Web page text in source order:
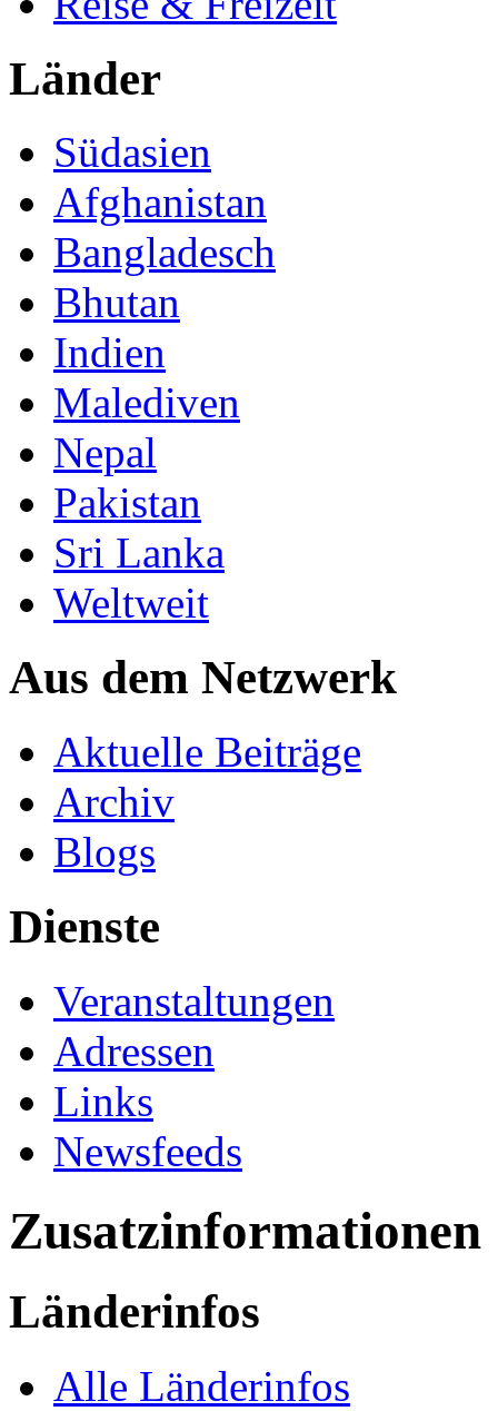
Länder
Südasien
Afghanistan
Bangladesch
Bhutan
Indien
Malediven
Nepal
Pakistan
Sri Lanka
Weltweit
Aus dem Netzwerk
Aktuelle Beiträge
Archiv
Blogs
Dienste
Veranstaltungen
Adressen
Links
Newsfeeds
Zusatzinformationen
Länderinfos
Alle Länderinfos